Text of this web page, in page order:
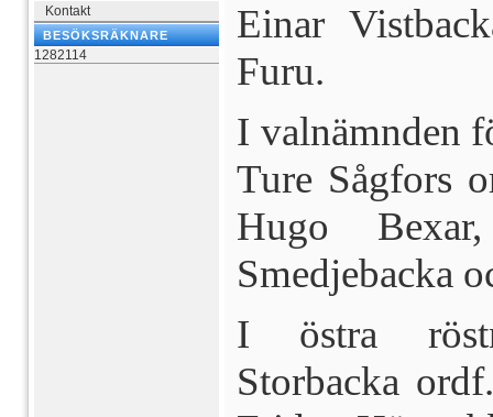
Kontakt
BESÖKSRÄKNARE
1282114
Einar
Furu.
I valnämnden
Ture Sågfors
Hugo
Smedjebacka
I östra
Storbacka